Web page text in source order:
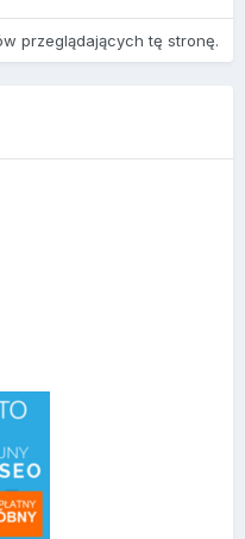
przeglądających tę stronę.